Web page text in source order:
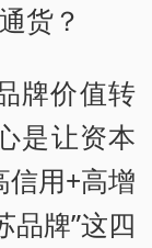
货？
牌价值转
是让资本
信用+高增
品牌”这四